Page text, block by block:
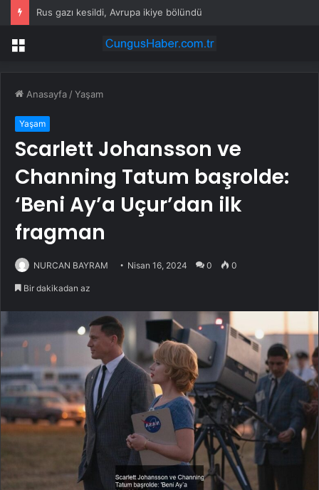
Rus gazı kesildi, Avrupa ikiye bölündü
Menü
Anasayfa /Yaşam
Yaşam
Scarlett Johansson ve
Channing Tatum başrolde:
‘Beni Ay’a Uçur’dan ilk
fragman
NURCAN BAYRAM Nisan 16, 2024 0 0
Bir dakikadan az